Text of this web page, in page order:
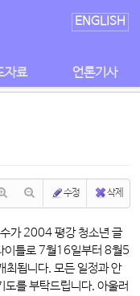
ENGLISH
자료 언론기사
수정 삭제
가 2004 평강 청소년 글
틀로 7월16일부터 8월5
됩니다. 모든 일정과 안
를 부탁드립니다. 아울러